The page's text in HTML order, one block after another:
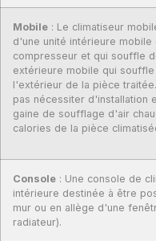
Mobile : Le climatiseur
d'une unité intérieure
compresseur et qui souffle
extérieure mobile qui
l'extérieur de la pièce
pas nécessiter d'installation
gaine de soufflage d'air
calories de la pièce
Console : Une console de
intérieure destinée à être
mur ou en allège d'une
radiateur).